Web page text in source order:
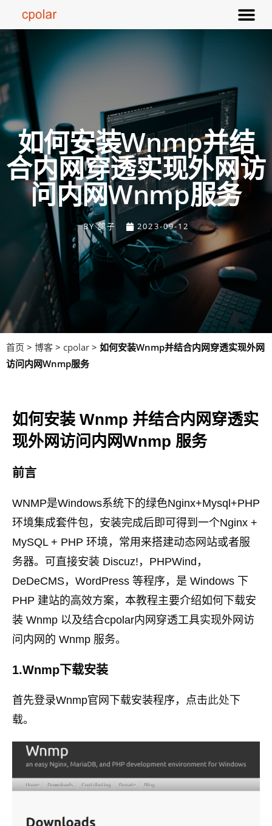
如何安装Wnmp并结
合内网穿透实现外网访
问内网Wnmp服务
BY鸽子 2023-09-12
首页 > 博客 > cpolar > 如何安装Wnmp并结合内网穿透实现外网
访问内网Wnmp服务
如何安装 Wnmp 并结合内网穿透实
现外网访问内网Wnmp 服务
前言
WNMP是Windows系统下的绿色Nginx+Mysql+PHP
环境集成套件包，安装完成后即可得到一个Nginx +
MySQL + PHP 环境，常用来搭建动态网站或者服
务器。可直接安装 Discuz!，PHPWind，
DeDeCMS，WordPress 等程序，是 Windows 下
PHP 建站的高效方案，本教程主要介绍如何下载安
装 Wnmp 以及结合cpolar内网穿透工具实现外网访
问内网的 Wnmp 服务。
1.Wnmp下载安装
首先登录Wnmp官网下载安装程序，点击此处 下
载。